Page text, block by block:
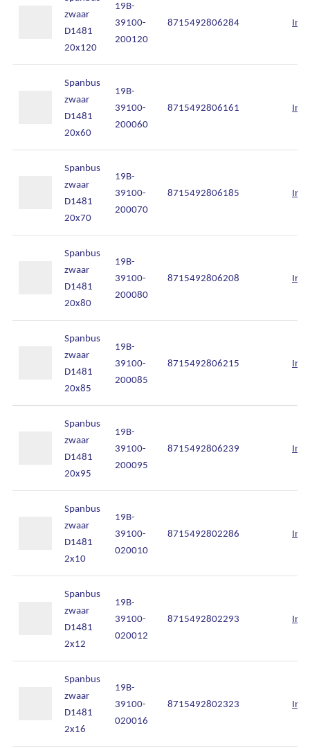
Onze diensten
Over Kalkhuis
zwaar
D1481
20x120
19B-
39100-
200120
8715492806284
Spanbus
zwaar
D1481
20x60
19B-
39100-
200060
8715492806161
Spanbus
zwaar
D1481
20x70
19B-
39100-
200070
8715492806185
Spanbus
zwaar
D1481
20x80
19B-
39100-
200080
8715492806208
Spanbus
zwaar
D1481
20x85
19B-
39100-
200085
8715492806215
Spanbus
zwaar
D1481
20x95
19B-
39100-
200095
8715492806239
Spanbus
zwaar
D1481
2x10
19B-
39100-
020010
8715492802286
Spanbus
zwaar
D1481
2x12
19B-
39100-
020012
8715492802293
Spanbus
zwaar
D1481
2x16
19B-
39100-
020016
8715492802323